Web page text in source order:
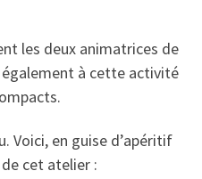
les deux animatrices de
à cette activité
Voici, en guise d’apéritif
cet atelier :